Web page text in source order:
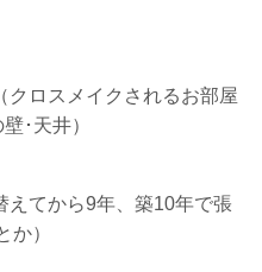
クロスメイクされるお部屋
･天井）
えてから9年、築10年で張
か）